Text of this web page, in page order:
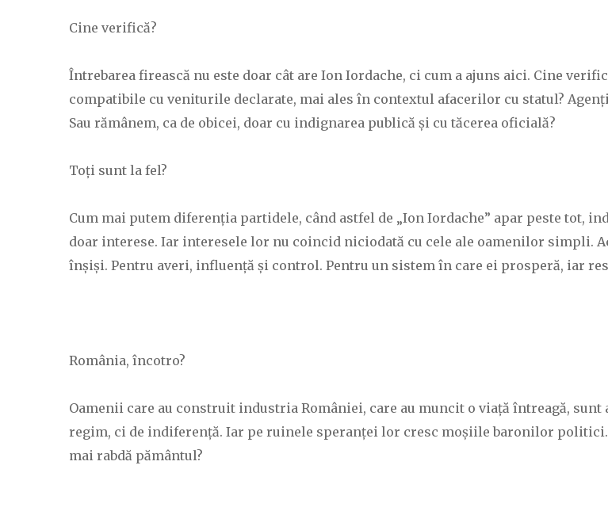
Cine verifică?
Întrebarea firească nu este doar cât are Ion Iordache, ci cum a ajuns aici. Cine
compatibile cu veniturile declarate, mai ales în contextul afacerilor cu statul?
Sau rămânem, ca de obicei, doar cu indignarea publică și cu tăcerea oficială?
Toți sunt la fel?
Cum mai putem diferenția partidele, când astfel de „Ion Iordache” apar peste tot,
doar interese. Iar interesele lor nu coincid niciodată cu cele ale oamenilor simpli.
înșiși. Pentru averi, influență și control. Pentru un sistem în care ei prosperă, iar
România, încotro?
Oamenii care au construit industria României, care au muncit o viață întreagă,
regim, ci de indiferență. Iar pe ruinele speranței lor cresc moșiile baronilor politici.
mai rabdă pământul?